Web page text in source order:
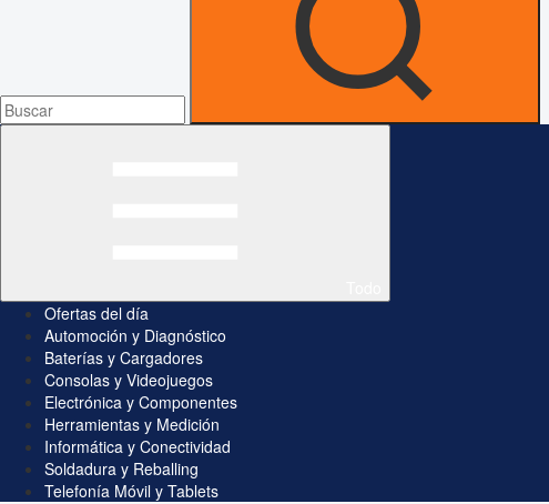
Ofertas del día
Automoción y Diagnóstico
Baterías y Cargadores
Consolas y Videojuegos
Electrónica y Componentes
Herramientas y Medición
Informática y Conectividad
Soldadura y Reballing
Telefonía Móvil y Tablets